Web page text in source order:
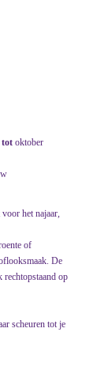
tot oktober
het najaar,
of
De
op
scheuren tot je